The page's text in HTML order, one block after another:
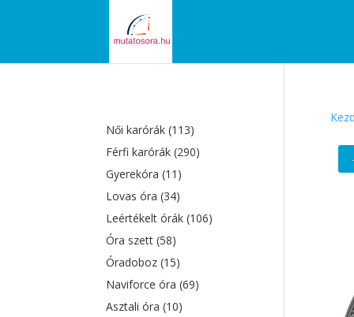
Női karórák(113)
Férfi karórák(290)
Gyerekóra(11)
Lovas óra(34)
Leértékelt órák(106)
Óra szett(58)
Óradoboz(15)
Naviforce óra(69)
Asztali óra(10)